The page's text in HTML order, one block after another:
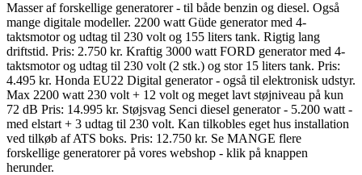
Masser af forskellige generatorer - til både benzin og diesel. Også
mange digitale modeller. 2200 watt Güde generator med 4-
taktsmotor og udtag til 230 volt og 155 liters tank. Rigtig lang
driftstid. Pris: 2.750 kr. Kraftig 3000 watt FORD generator med 4-
taktsmotor og udtag til 230 volt (2 stk.) og stor 15 liters tank. Pris:
4.495 kr. Honda EU22 Digital generator - også til elektronisk udstyr.
Max 2200 watt 230 volt + 12 volt og meget lavt støjniveau på kun
72 dB Pris: 14.995 kr. Støjsvag Senci diesel generator - 5.200 watt -
med elstart + 3 udtag til 230 volt. Kan tilkobles eget hus installation
ved tilkøb af ATS boks. Pris: 12.750 kr. Se MANGE flere
forskellige generatorer på vores webshop - klik på knappen
herunder.